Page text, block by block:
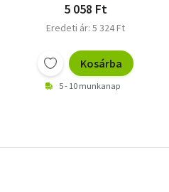
5 058 Ft
Eredeti ár: 5 324 Ft
Kosárba
5 - 10 munkanap